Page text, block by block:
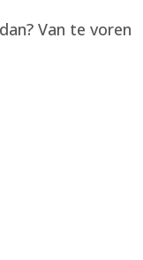
Van te voren